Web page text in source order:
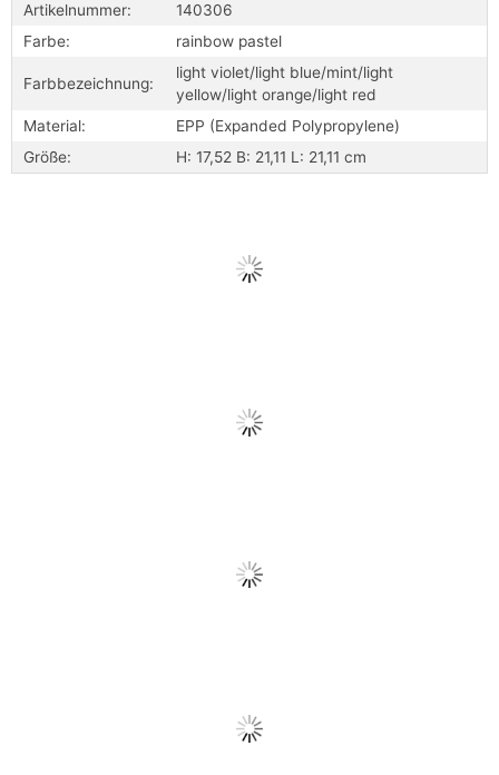
Artikelnummer:
140306
Farbe:
rainbow pastel
Farbbezeichnung:
light violet/light blue/mint/light
yellow/light orange/light red
Material:
EPP (Expanded Polypropylene)
Größe:
H: 17,52 B: 21,11 L: 21,11 cm